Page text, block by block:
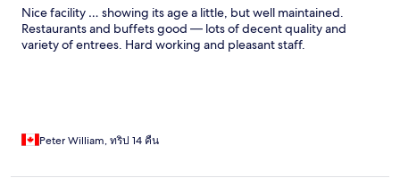
Nice facility … showing its age a little, but well maintained.
Restaurants and buffets good — lots of decent quality and
variety of entrees. Hard working and pleasant staff.
Peter William, ทริป 14 คืน